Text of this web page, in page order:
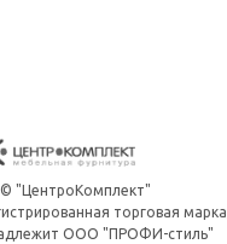
© "ЦентроКомплект"
торговая марка,
ООО "ПРОФИ-стиль"